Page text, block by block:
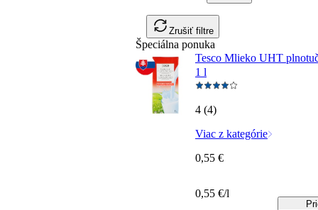
Zrušiť filtre
Špeciálna ponuka
Tesco Mlieko UHT
1 l
4 (4)
Viac z kategórie
0,55 €
0,55 €/l